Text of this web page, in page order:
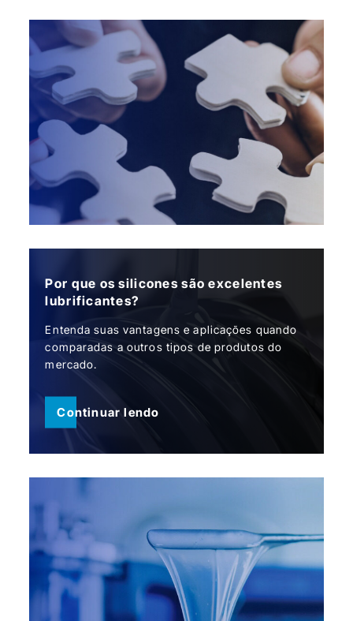
Por que os silicones são excelentes
lubrificantes?
Entenda suas vantagens e aplicações quando
comparadas a outros tipos de produtos do
mercado.
Continuar lendo